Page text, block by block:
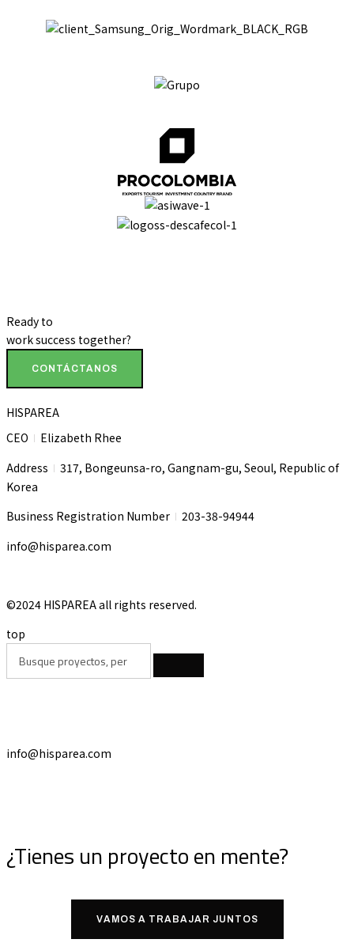
Ready to
worksuccess together?
CONTÁCTANOS
HISPAREA
CEO I Elizabeth Rhee
Address I 317, Bongeunsa-ro, Gangnam-gu, Seoul, Republic of
Korea
Business Registration Number I 203-38-94944
info@hisparea.com
©2024 HISPAREA all rights reserved.
top
info@hisparea.com
¿Tienes un proyecto en mente?
VAMOS A TRABAJAR JUNTOS